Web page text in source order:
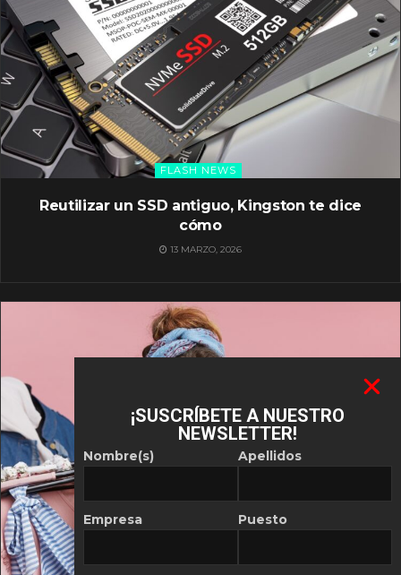
FLASH NEWS
Reutilizar un SSD antiguo, Kingston te dice
cómo
13 MARZO, 2026
¡SUSCRÍBETE A NUESTRO
NEWSLETTER!
Nombre(s)
Empresa
Apellidos
Puesto